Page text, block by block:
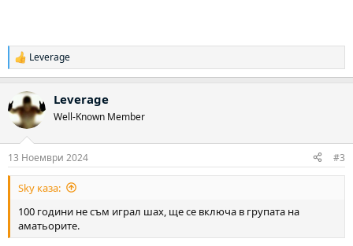
Р
е
ц
и
Leverage
Leverage
Well-Known Member
13 Ноември 2024 #3
Sky каза:
100 години не съм играл шах, ще се включа в групата на
аматьорите.